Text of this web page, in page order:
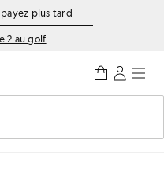
plus tard
2 au golf